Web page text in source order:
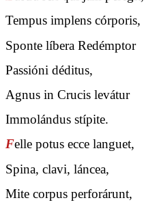
Tempus implens córporis,
Sponte líbera Redémptor
Passióni déditus,
Agnus in Crucis levátur
Immolándus stípite.
Felle potus ecce languet,
Spina, clavi, láncea,
Mite corpus perforárunt,